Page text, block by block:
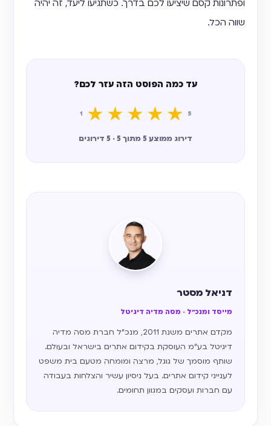
ופתרונות קסם שיציעו לכם בדרך. כשתגיעו ליעד, זה יהיה
שווה הכל.
עד כמה הפוסט הזה עזר לכם?
1 ★ ★ ★ ★ ★ 5
דירוג ממוצע 5 מתוך 5 · 5 דירוגים
דניאל מסטר
מייסד ומנכ״ל · מסה מדיה דיגיטל
מקדם אתרים משנת 2011, מנכ״ל חברת מסה מדיה
דיגיטל בע״מ העוסקת בקידום אתרים בישראל ובעולם.
שותף מוסמך של גוגל, מרצה ומומחה מטעם בית משפט
לענייני קידום אתרים. בעל ניסיון עשיר והצלחות בעבודה
עם חברות ועסקים במגוון תחומים.